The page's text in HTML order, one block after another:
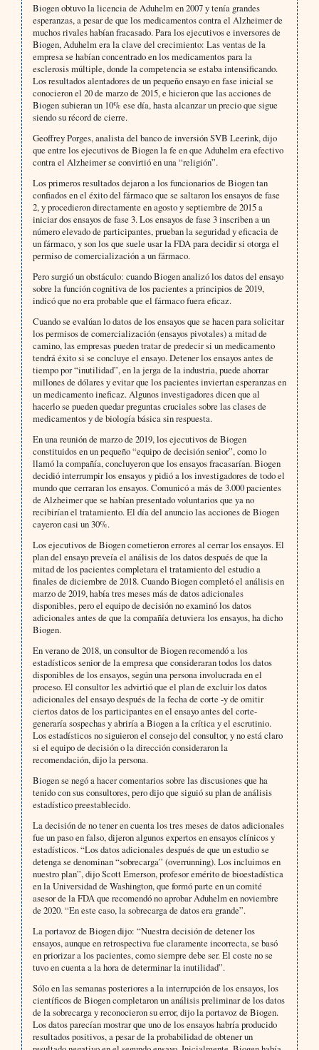
Biogen obtuvo la licencia de Aduhelm en 2007 y tenía grandes
esperanzas, a pesar de que los medicamentos contra el Alzheimer de
muchos rivales habían fracasado. Para los ejecutivos e inversores de
Biogen, Aduhelm era la clave del crecimiento: Las ventas de la
empresa se habían concentrado en los medicamentos para la
esclerosis múltiple, donde la competencia se estaba intensificando.
Los resultados alentadores de un pequeño ensayo en fase inicial se
conocieron el 20 de marzo de 2015, e hicieron que las acciones de
Biogen subieran un 10% ese día, hasta alcanzar un precio que sigue
siendo su récord de cierre.
Geoffrey Porges, analista del banco de inversión SVB Leerink, dijo
que entre los ejecutivos de Biogen la fe en que Aduhelm era efectivo
contra el Alzheimer se convirtió en una “religión”.
Los primeros resultados dejaron a los funcionarios de Biogen tan
confiados en el éxito del fármaco que se saltaron los ensayos de fase
2, y procedieron directamente en agosto y septiembre de 2015 a
iniciar dos ensayos de fase 3. Los ensayos de fase 3 inscriben a un
número elevado de participantes, prueban la seguridad y eficacia de
un fármaco, y son los que suele usar la FDA para decidir si otorga el
permiso de comercialización a un fármaco.
Pero surgió un obstáculo: cuando Biogen analizó los datos del ensayo
sobre la función cognitiva de los pacientes a principios de 2019,
indicó que no era probable que el fármaco fuera eficaz.
Cuando se evalúan lo datos de los ensayos que se hacen para solicitar
los permisos de comercialización (ensayos pivotales) a mitad de
camino, las empresas pueden tratar de predecir si un medicamento
tendrá éxito si se concluye el ensayo. Detener los ensayos antes de
tiempo por “inutilidad”, en la jerga de la industria, puede ahorrar
millones de dólares y evitar que los pacientes inviertan esperanzas en
un medicamento ineficaz. Algunos investigadores dicen que al
hacerlo se pueden quedar preguntas cruciales sobre las clases de
medicamentos y de biología básica sin respuesta.
En una reunión de marzo de 2019, los ejecutivos de Biogen
constituidos en un pequeño “equipo de decisión senior”, como lo
llamó la compañía, concluyeron que los ensayos fracasarían. Biogen
decidió interrumpir los ensayos y pidió a los investigadores de todo el
mundo que cerraran los ensayos. Comunicó a más de 3.000 pacientes
de Alzheimer que se habían presentado voluntarios que ya no
recibirían el tratamiento. El día del anuncio las acciones de Biogen
cayeron casi un 30%.
Los ejecutivos de Biogen cometieron errores al cerrar los ensayos. El
plan del ensayo preveía el análisis de los datos después de que la
mitad de los pacientes completara el tratamiento del estudio a
finales de diciembre de 2018. Cuando Biogen completó el análisis en
marzo de 2019, había tres meses más de datos adicionales
disponibles, pero el equipo de decisión no examinó los datos
adicionales antes de que la compañía detuviera los ensayos, ha dicho
Biogen.
En verano de 2018, un consultor de Biogen recomendó a los
estadísticos senior de la empresa que consideraran todos los datos
disponibles de los ensayos, según una persona involucrada en el
proceso. El consultor les advirtió que el plan de excluir los datos
adicionales del ensayo después de la fecha de corte -y de omitir
ciertos datos de los participantes en el ensayo antes del corte-
generaría sospechas y abriría a Biogen a la crítica y el escrutinio.
Los estadísticos no siguieron el consejo del consultor, y no está claro
si el equipo de decisión o la dirección consideraron la
recomendación, dijo la persona.
Biogen se negó a hacer comentarios sobre las discusiones que ha
tenido con sus consultores, pero dijo que siguió su plan de análisis
estadístico preestablecido.
La decisión de no tener en cuenta los tres meses de datos adicionales
fue un paso en falso, dijeron algunos expertos en ensayos clínicos y
estadísticos. “Los datos adicionales después de que un estudio se
detenga se denominan “sobrecarga” (overrunning). Los incluimos en
nuestro plan”, dijo Scott Emerson, profesor emérito de bioestadística
en la Universidad de Washington, que formó parte en un comité
asesor de la FDA que recomendó no aprobar Aduhelm en noviembre
de 2020. “En este caso, la sobrecarga de datos era grande”.
La portavoz de Biogen dijo: “Nuestra decisión de detener los
ensayos, aunque en retrospectiva fue claramente incorrecta, se basó
en priorizar a los pacientes, como siempre debe ser. El coste no se
tuvo en cuenta a la hora de determinar la inutilidad”.
Sólo en las semanas posteriores a la interrupción de los ensayos, los
científicos de Biogen completaron un análisis preliminar de los datos
de la sobrecarga y reconocieron su error, dijo la portavoz de Biogen.
Los datos parecían mostrar que uno de los ensayos habría producido
resultados positivos, a pesar de la probabilidad de obtener un